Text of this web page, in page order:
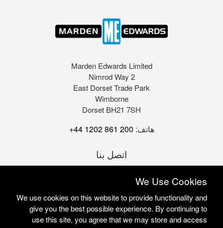
Marden Edwards Limited
2 Nimrod Way
East Dorset Trade Park
Wimborne
Dorset BH21 7SH
هاتف: +44 1202 861 200
اتصل بنا
We Use Cookies
We use cookies on this website to provide functionality and
give you the best possible experience. By continuing to
use this site, you agree that we may store and access